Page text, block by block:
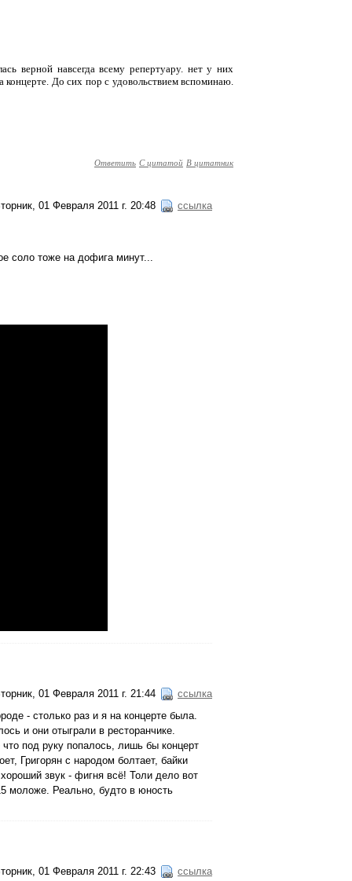
верной навсегда всему репертуару. нет у них
концерте. До сих пор с удовольствием вспоминаю.
Ответить С цитатой В цитатник
01 Февраля 2011 г. 20:48 ссылка
соло тоже на дофига минут...
01 Февраля 2011 г. 21:44 ссылка
- столько раз и я на концерте была.
и они отыграли в ресторанчике.
под руку попалось, лишь бы концерт
Григорян с народом болтает, байки
звук - фигня всё! Толи дело вот
моложе. Реально, будто в юность
01 Февраля 2011 г. 22:43 ссылка